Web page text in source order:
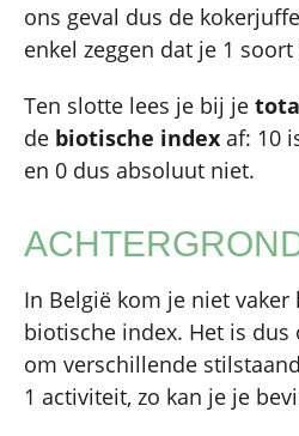
ons geval dus de
enkel zeggen dat je 1
Ten slotte lees je bij je
de biotische index af: 10
en 0 dus absoluut niet.
In België kom je niet vaker
biotische index. Het is
om verschillende
1 activiteit, zo kan je je